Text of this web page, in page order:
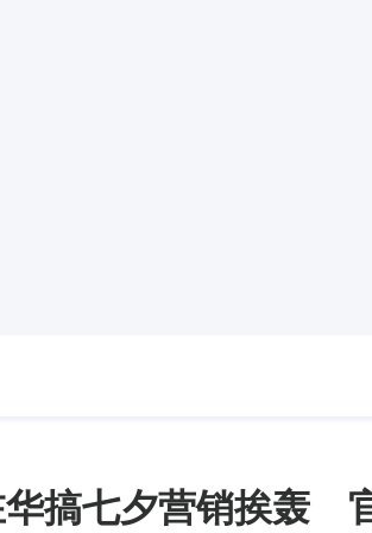
搞七夕营销挨轰